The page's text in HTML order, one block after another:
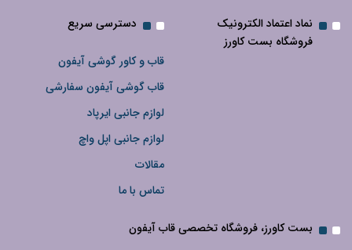
نماد اعتماد الکترونیک
فروشگاه بست کاورز
دسترسی سریع
قاب و کاور گوشی آیفون
قاب گوشی آیفون سفارشی
لوازم جانبی ایرپاد
لوازم جانبی اپل واچ
مقالات
تماس با ما
بست کاورز، فروشگاه تخصصی قاب آیفون